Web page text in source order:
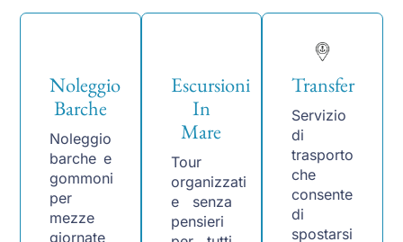
Noleggio
Barche
Noleggio
barche e
gommoni
per
mezze
giornate
Escursioni
In
Mare
Tour
organizzati
e senza
pensieri
Transfer
Servizio
di
trasporto
che
consente
di
spostarsi